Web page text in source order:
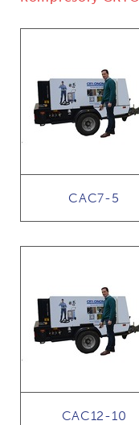
CAC7-5
CAC12-10